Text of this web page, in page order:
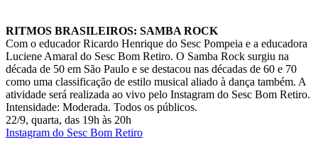
RITMOS BRASILEIROS: SAMBA ROCK
Com o educador Ricardo Henrique do Sesc Pompeia e a educadora
Luciene Amaral do Sesc Bom Retiro. O Samba Rock surgiu na
década de 50 em São Paulo e se destacou nas décadas de 60 e 70
como uma classificação de estilo musical aliado à dança também. A
atividade será realizada ao vivo pelo Instagram do Sesc Bom Retiro.
Intensidade: Moderada. Todos os públicos.
22/9, quarta, das 19h às 20h
Instagram do Sesc Bom Retiro